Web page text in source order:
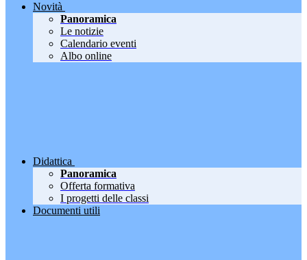
Novità
Panoramica
Le notizie
Calendario eventi
Albo online
Didattica
Panoramica
Offerta formativa
I progetti delle classi
Documenti utili